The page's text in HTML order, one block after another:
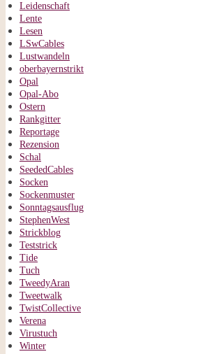
Leidenschaft
Lente
Lesen
LSwCables
Lustwandeln
oberbayernstrikt
Opal
Opal-Abo
Ostern
Rankgitter
Reportage
Rezension
Schal
SeededCables
Socken
Sockenmuster
Sonntagsausflug
StephenWest
Strickblog
Teststrick
Tide
Tuch
TweedyAran
Tweetwalk
TwistCollective
Verena
Virustuch
Winter